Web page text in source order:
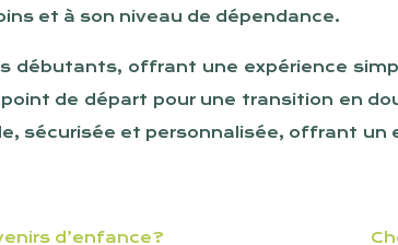
et à son niveau de dépendance.
débutants, offrant une expérience
de départ pour une transition en
sécurisée et personnalisée, offrant
d’enfance?